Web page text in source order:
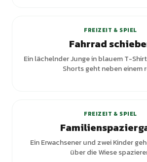
FREIZEIT & SPIEL
Fahrrad
Ein lächelnder Junge in blauem T-
Shorts geht neben einem
FREIZEIT & SPIEL
Ein Erwachsener und zwei Kinder
über die Wiese